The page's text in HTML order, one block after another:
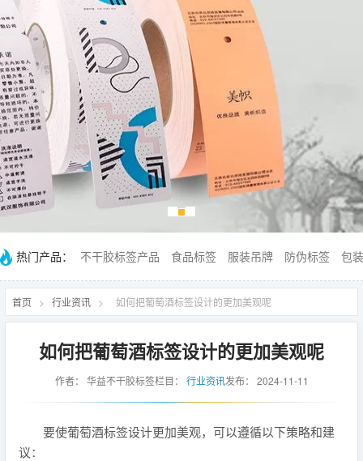
热门产品： 不干胶标签产品 食品标签 服装吊牌 防伪标签 包
首页 > 行业资讯 > 如何把葡萄酒标签设计的更加美观呢
如何把葡萄酒标签设计的更加美观呢
作者： 华益不干胶标签栏目： 行业资讯发布： 2024-11-11
要使葡萄酒标签设计更加美观，可以遵循以下策略和建
议：